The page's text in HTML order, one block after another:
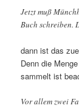
Jetzt muß
Buch schreiben.
dann ist das
Denn die
sammelt ist
Vor allem zwei